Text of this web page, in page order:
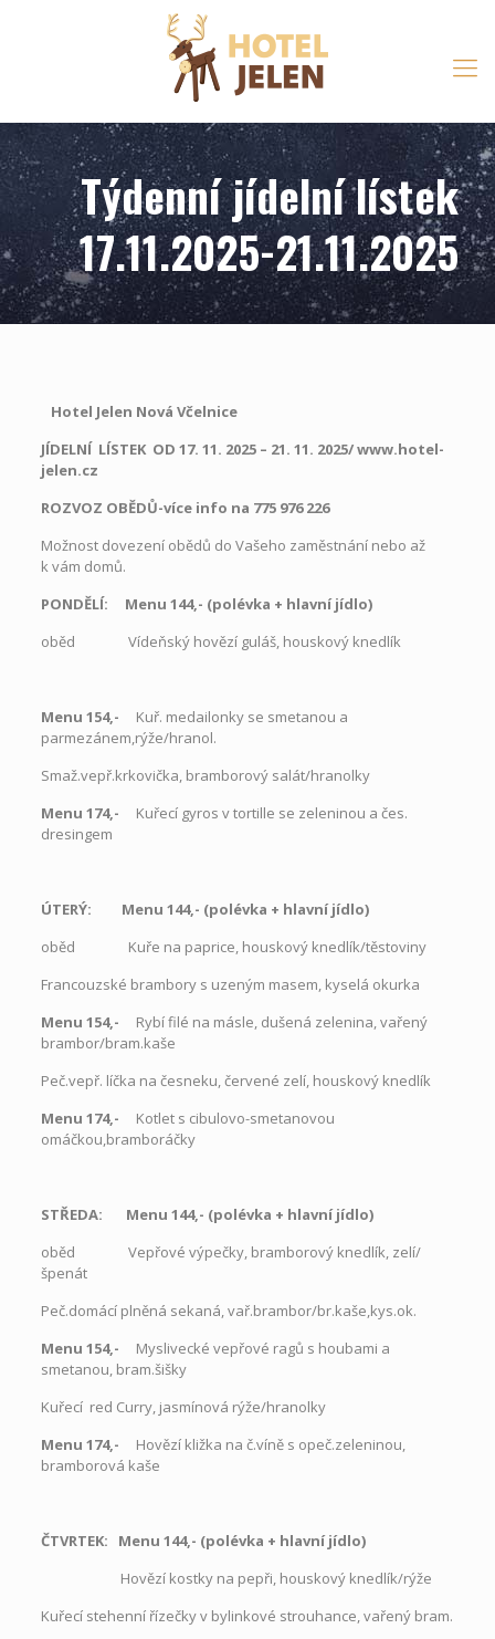
Týdenní jídelní lístek
17.11.2025-21.11.2025
Hotel Jelen Nová Včelnice
JÍDELNÍ LÍSTEK OD 17. 11. 2025 – 21. 11. 2025/ www.hotel-
jelen.cz
ROZVOZ OBĚDŮ-více info na 775 976 226
Možnost dovezení obědů do Vašeho zaměstnání nebo až
k vám domů.
PONDĚLÍ: Menu 144,- (polévka + hlavní jídlo)
oběd Vídeňský hovězí guláš, houskový knedlík
Menu 154,- Kuř. medailonky se smetanou a
parmezánem,rýže/hranol.
Smaž.vepř.krkovička, bramborový salát/hranolky
Menu 174,- Kuřecí gyros v tortille se zeleninou a čes.
dresingem
ÚTERÝ: Menu 144,- (polévka + hlavní jídlo)
oběd Kuře na paprice, houskový knedlík/těstoviny
Francouzské brambory s uzeným masem, kyselá okurka
Menu 154,- Rybí filé na másle, dušená zelenina, vařený
brambor/bram.kaše
Peč.vepř. líčka na česneku, červené zelí, houskový knedlík
Menu 174,- Kotlet s cibulovo-smetanovou
omáčkou,bramboráčky
STŘEDA: Menu 144,- (polévka + hlavní jídlo)
oběd
Vepřové výpečky, bramborový knedlík, zelí/
špenát
Peč.domácí plněná sekaná, vař.brambor/br.kaše,kys.ok.
Menu 154,-
Myslivecké vepřové ragů s houbami a
smetanou, bram.šišky
Kuřecí red Curry, jasmínová rýže/hranolky
Menu 174,- Hovězí kližka na č.víně s opeč.zeleninou,
bramborová kaše
ČTVRTEK: Menu 144,- (polévka + hlavní jídlo)
Hovězí kostky na pepři, houskový knedlík/rýže
Kuřecí stehenní řízečky v bylinkové strouhance, vařený bram.